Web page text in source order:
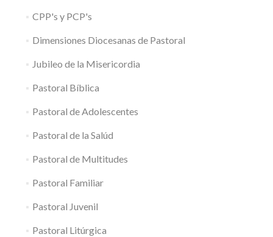
CPP's y PCP's
Dimensiones Diocesanas de Pastoral
Jubileo de la Misericordia
Pastoral Bíblica
Pastoral de Adolescentes
Pastoral de la Salúd
Pastoral de Multitudes
Pastoral Familiar
Pastoral Juvenil
Pastoral Litúrgica